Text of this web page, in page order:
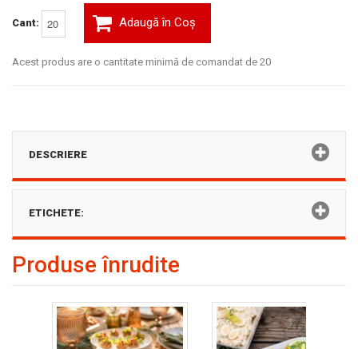
Cant: Adaugă în Coş
Acest produs are o cantitate minimă de comandat de 20
DESCRIERE
ETICHETE:
Produse înrudite